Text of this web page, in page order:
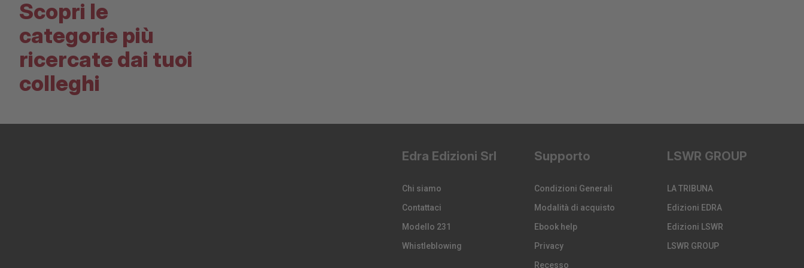
Scopri le
categorie più
ricercate dai tuoi
colleghi
Edra Edizioni Srl
Chi siamo
Contattaci
Modello 231
Whistleblowing
Supporto
Condizioni Generali
Modalità di acquisto
Ebook help
Privacy
Recesso
LSWR GROUP
LA TRIBUNA
Edizioni EDRA
Edizioni LSWR
LSWR GROUP